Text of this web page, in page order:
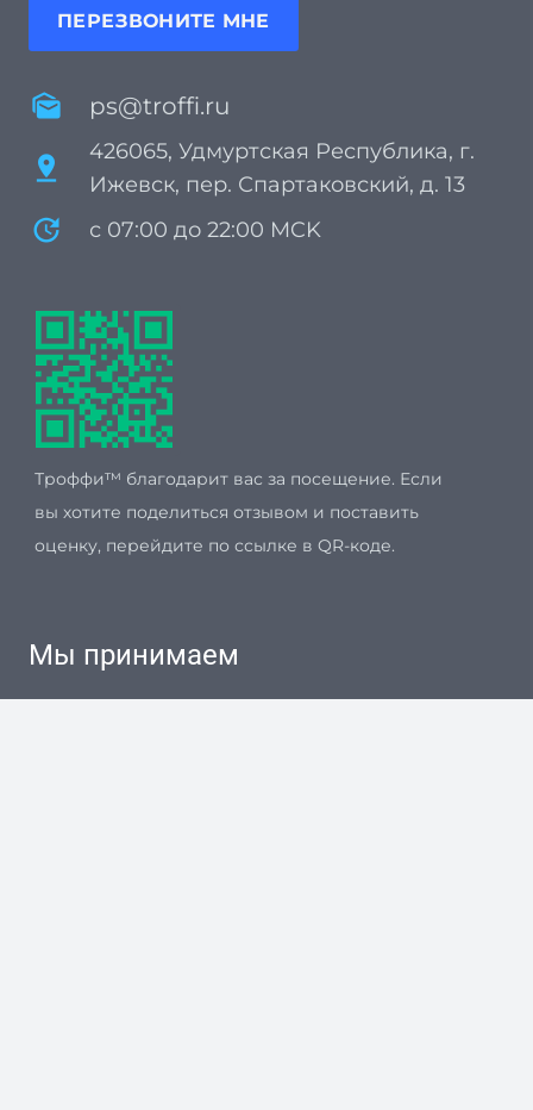
ПЕРЕЗВОНИТЕ МНЕ
mark_as_unread ps@troffi.ru
pin_drop
426065, Удмуртская Республика, г.
Ижевск, пер. Спартаковский, д. 13
update с 07:00 до 22:00 MCK
Троффи™ благодарит вас за посещение. Если
вы хотите поделиться отзывом и поставить
оценку, перейдите по ссылке в QR-коде.
Мы принимаем